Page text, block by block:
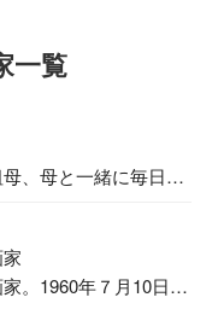
一覧
、母と一緒に毎日の
。1960年７月10日生